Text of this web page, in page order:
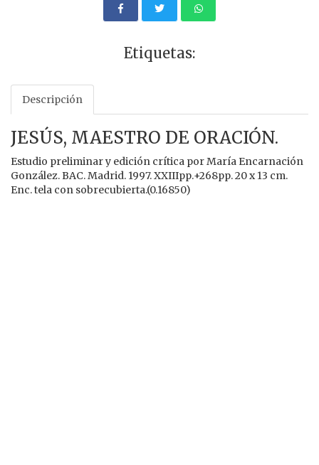
Etiquetas:
Descripción
JESÚS, MAESTRO DE ORACIÓN.
Estudio preliminar y edición crítica por María Encarnación
González. BAC. Madrid. 1997. XXIIIpp.+268pp. 20 x 13 cm.
Enc. tela con sobrecubierta.(0.16850)